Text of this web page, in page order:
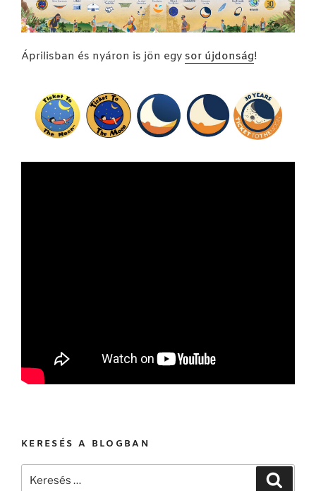
Áprilisban és nyáron is jön egy sor újdonság!
KERESÉS A BLOGBAN
Keresés